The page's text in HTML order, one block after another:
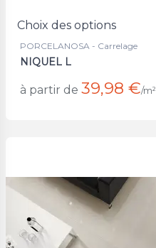
Choix des options
PORCELANOSA - Carrelage
NIQUEL L
à partir de 39,98 €/m²